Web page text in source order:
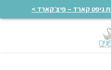
גיפט קארד – פיצ׳קארד >